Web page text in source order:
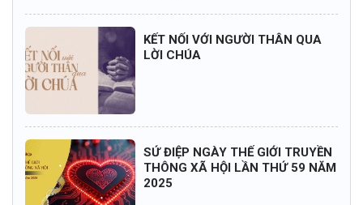
KẾT NỐI VỚI NGƯỜI THÂN QUA
LỜI CHÚA
SỨ ĐIỆP NGÀY THẾ GIỚI TRUYỀN
THÔNG XÃ HỘI LẦN THỨ 59 NĂM
2025